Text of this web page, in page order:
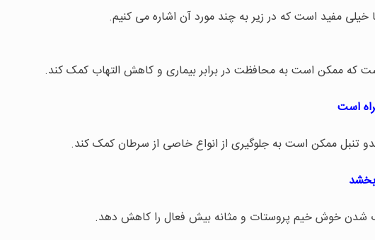
خیلی مفید است که در زیر به چند مورد آن اشاره می کنیم.
که ممکن است به محافظت در برابر بیماری و کاهش التهاب کمک کند.
است
تنبل ممکن است به جلوگیری از انواع خاصی از سرطان کمک کند.
شدن خوش خیم پروستات و مثانه بیش فعال را کاهش دهد.